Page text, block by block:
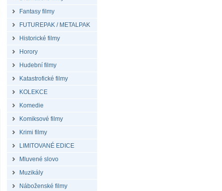
Fantasy filmy
FUTUREPAK / METALPAK
Historické filmy
Horory
Hudební filmy
Katastrofické filmy
KOLEKCE
Komedie
Komiksové filmy
Krimi filmy
LIMITOVANÉ EDICE
Mluvené slovo
Muzikály
Náboženské filmy